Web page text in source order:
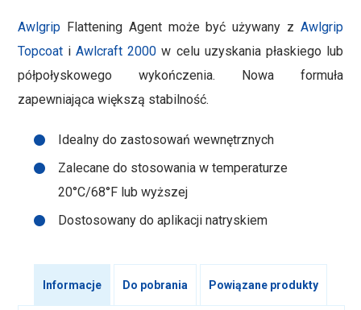
Awlgrip Flattening Agent może być używany z Awlgrip
Topcoat iAwlcraft 2000 w celu uzyskania płaskiego lub
półpołyskowego wykończenia. Nowa formuła
zapewniająca większą stabilność.
Idealny do zastosowań wewnętrznych
Zalecane do stosowania w temperaturze
20°C/68°F lub wyższej
Dostosowany do aplikacji natryskiem
Informacje Do pobrania Powiązane produkty